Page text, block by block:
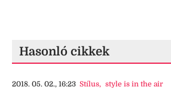
Hasonló cikkek
2018. 05. 02., 16:23 Stílus, style is in the air